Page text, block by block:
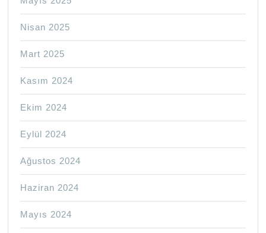
Nisan 2025
Mart 2025
Kasım 2024
Ekim 2024
Eylül 2024
Ağustos 2024
Haziran 2024
Mayıs 2024